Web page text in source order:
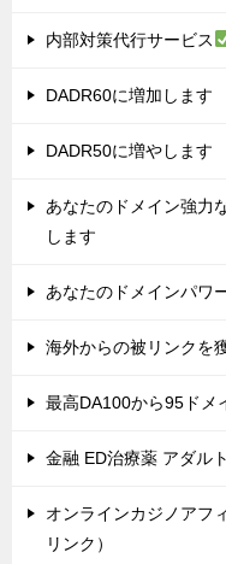
内部対策代行サービス
DADR60に増加します
DADR50に増やします
あなたのドメイン強力
します
あなたのドメインパワ
海外からの被リンクを
最高DA100から95ドメ
金融 ED治療薬 アダル
オンラインカジノアフ
リンク）